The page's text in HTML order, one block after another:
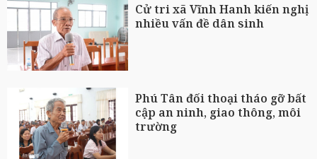
Cử tri xã Vĩnh Hanh kiến nghị
nhiều vấn đề dân sinh
Phú Tân đối thoại tháo gỡ bất
cập an ninh, giao thông, môi
trường